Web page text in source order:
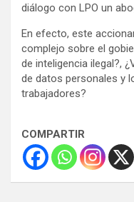
diálogo con LPO un
En efecto, este
complejo sobre el
de inteligencia ilegal?,
de datos personales y
trabajadores?
COMPARTIR